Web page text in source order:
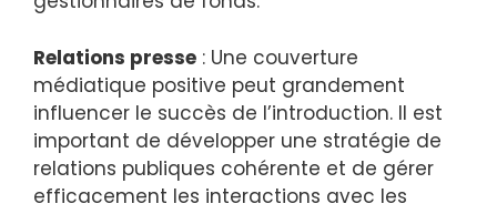
Relations presse : Une couverture
médiatique positive peut grandement
influencer le succès de l’introduction. Il est
important de développer une stratégie de
relations publiques cohérente et de gérer
efficacement les interactions avec les